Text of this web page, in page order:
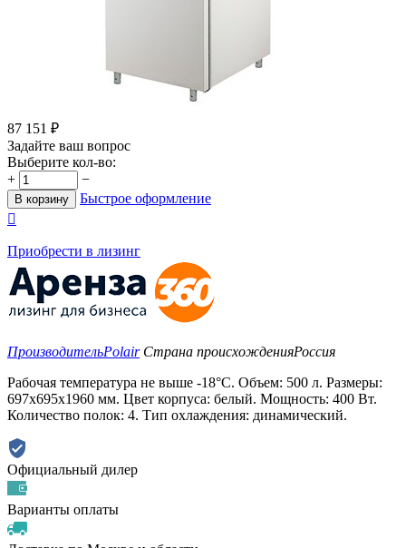
87 151 ₽
Задайте ваш вопрос
Выберите кол-во:
+
−
В корзину
Быстрое оформление

Приобрести в лизинг
ПроизводительPolair Страна происхожденияРоссия
Рабочая температура не выше -18°C. Объем: 500 л. Размеры:
697х695х1960 мм. Цвет корпуса: белый. Мощность: 400 Вт.
Количество полок: 4. Тип охлаждения: динамический.
Официальный дилер
Варианты оплаты